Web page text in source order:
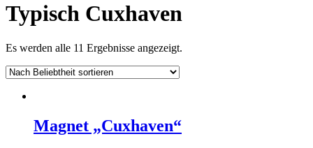
Typisch Cuxhaven
Es werden alle 11 Ergebnisse angezeigt.
Magnet „Cuxhaven“